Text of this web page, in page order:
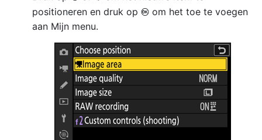
positioneren en druk op J om het toe te voegen
aan Mijn menu.